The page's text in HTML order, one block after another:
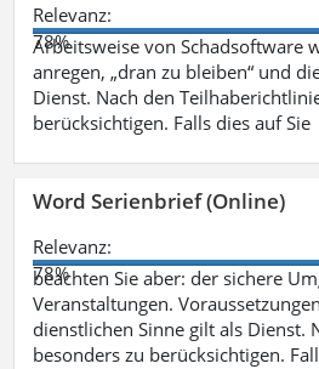
Relevanz:
78%
Arbeitsweise von
anregen, „dran zu bleiben“ und
Dienst. Nach den
berücksichtigen. Falls dies auf Sie
Word Serienbrief (Online)
Relevanz:
78%
beachten Sie aber: der sichere
Veranstaltungen.
dienstlichen Sinne gilt als
besonders zu berücksichtigen.